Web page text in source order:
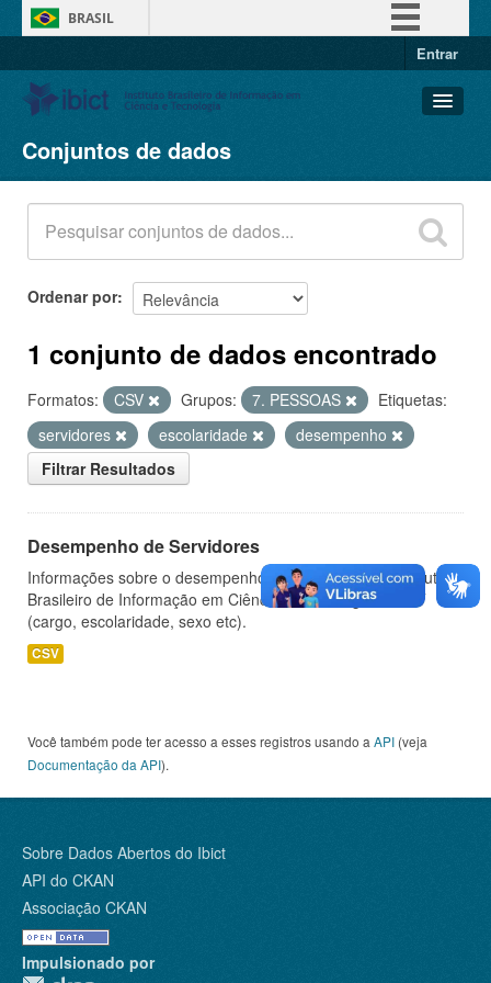
BRASIL
Entrar
Conjuntos de dados
Organizações
Grupos
Sobre
Conjuntos de dados
Ordenar por
1 conjunto de dados encontrado
Formatos: CSV Grupos: 7. PESSOAS
Etiquetas:
servidores
escolaridade
desempenho
Filtrar Resultados
Desempenho de Servidores
Informações sobre o desempenho de servidores do Instituto
Brasileiro de Informação em Ciência e Tecnologia - IBICT
(cargo, escolaridade, sexo etc).
CSV
Você também pode ter acesso a esses registros usando a API (veja
Documentação da API).
Sobre Dados Abertos do Ibict
API do CKAN
Associação CKAN
Impulsionado por